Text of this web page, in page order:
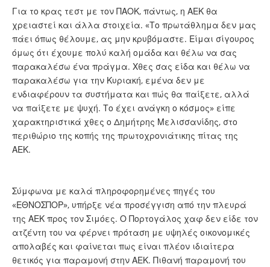
Για το κρας τεστ με τον ΠΑΟΚ, πάντως, η ΑΕΚ θα
χρειαστεί και άλλα στοιχεία. «Το πρωτάθλημα δεν μας
πάει όπως θέλουμε, ας μην κρυβόμαστε. Είμαι σίγουρος
όμως ότι έχουμε πολύ καλή ομάδα και θέλω να σας
παρακαλέσω ένα πράγμα. Χθες σας είδα και θέλω να
παρακαλέσω για την Κυριακή, εμένα δεν με
ενδιαφέρουν τα συστήματα και πώς θα παίξετε, αλλά
να παίξετε με ψυχή. Το έχει ανάγκη ο κόσμος» είπε
χαρακτηριστικά χθες ο Δημήτρης Μελισσανίδης, στο
περιθώριο της κοπής της πρωτοχρονιάτικης πίτας της
ΑΕΚ.
Σύμφωνα με καλά πληροφορημένες πηγές του
«ΕΘΝΟΣΠΟΡ», υπήρξε νέα προσέγγιση από την πλευρά
της ΑΕΚ προς τον Σιμόες. Ο Πορτογάλος χαφ δεν είδε τον
ατζέντη του να φέρνει πρόταση με υψηλές οικονομικές
απολαβές και φαίνεται πως είναι πλέον ιδιαίτερα
θετικός για παραμονή στην ΑΕΚ. Πιθανή παραμονή του